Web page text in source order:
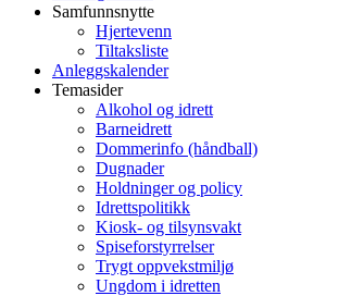
Samfunnsnytte
Hjertevenn
Tiltaksliste
Anleggskalender
Temasider
Alkohol og idrett
Barneidrett
Dommerinfo (håndball)
Dugnader
Holdninger og policy
Idrettspolitikk
Kiosk- og tilsynsvakt
Spiseforstyrrelser
Trygt oppvekstmiljø
Ungdom i idretten